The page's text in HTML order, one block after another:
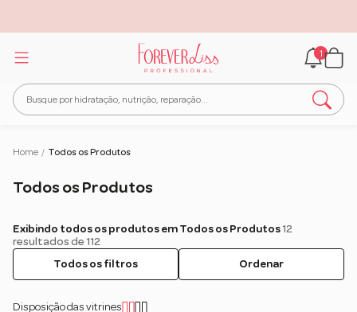
1
Home / Todos os Produtos
Todos os Produtos
Exibindo todos os produtos em Todos os Produtos12
resultados de 112
Todos os filtros
Ordenar
Disposição das vitrines